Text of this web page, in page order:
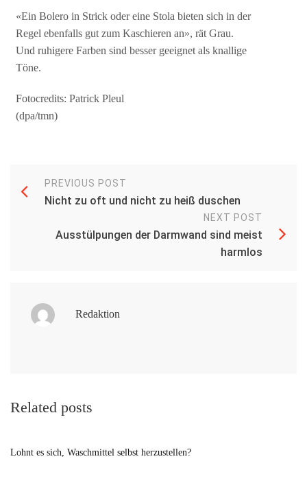
«Ein Bolero in Strick oder eine Stola bieten sich in der
Regel ebenfalls gut zum Kaschieren an», rät Grau.
Und ruhigere Farben sind besser geeignet als knallige
Töne.
Fotocredits: Patrick Pleul
(dpa/tmn)
PREVIOUS POST
Nicht zu oft und nicht zu heiß duschen
NEXT POST
Ausstülpungen der Darmwand sind meist
harmlos
Redaktion
Related posts
Lohnt es sich, Waschmittel selbst herzustellen?